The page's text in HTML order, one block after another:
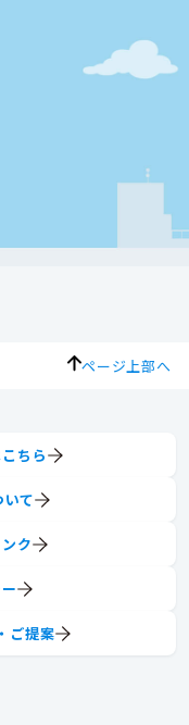
ページ上部へ
ちら
いて
ク
ご提案